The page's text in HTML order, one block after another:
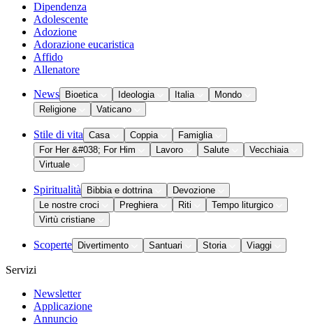
Dipendenza
Adolescente
Adozione
Adorazione eucaristica
Affido
Allenatore
News Bioetica Ideologia Italia
Mondo
Religione
Vaticano
Stile di vita Casa Coppia
Famiglia
For Her &#038; For Him
Lavoro Salute
Vecchiaia
Virtuale
Spiritualità Bibbia e dottrina
Devozione
Le nostre croci
Preghiera Riti
Tempo liturgico
Virtù cristiane
Scoperte Divertimento Santuari Storia Viaggi
Servizi
Newsletter
Applicazione
Annuncio